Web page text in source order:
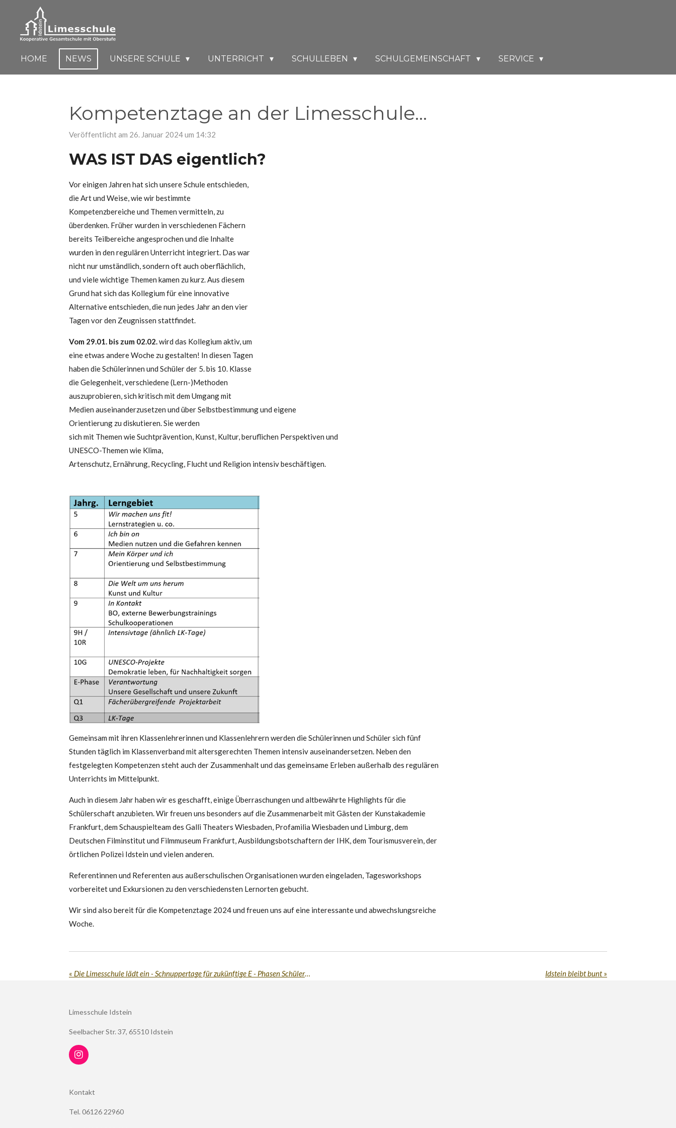
Hauptinhalt
springen
HOME NEWS UNSERE SCHULE UNTERRICHT SCHULLEBEN SCHULGEMEINSCHAFT SERVICE
Kompetenztage an der Limesschule...
Veröffentlicht am 26. Januar 2024 um 14:32
WAS IST DAS eigentlich?
Vor einigen Jahren hat sich unsere Schule entschieden,
die Art und Weise, wie wir bestimmte
Kompetenzbereiche und Themen vermitteln, zu
überdenken. Früher wurden in verschiedenen Fächern
bereits Teilbereiche angesprochen und die Inhalte
wurden in den regulären Unterricht integriert. Das war
nicht nur umständlich, sondern oft auch oberflächlich,
und viele wichtige Themen kamen zu kurz. Aus diesem
Grund hat sich das Kollegium für eine innovative
Alternative entschieden, die nun jedes Jahr an den vier
Tagen vor den Zeugnissen stattfindet.
Vom 29.01. bis zum 02.02.wird das Kollegium aktiv, um
eine etwas andere Woche zu gestalten! In diesen Tagen
haben die Schülerinnen und Schüler der 5. bis 10. Klasse
die Gelegenheit, verschiedene (Lern-)Methoden
auszuprobieren, sich kritisch mit dem Umgang mit
Medien auseinanderzusetzen und über Selbstbestimmung und eigene
Orientierung zu diskutieren. Sie werden
sich mit Themen wie Suchtprävention, Kunst, Kultur, beruflichen Perspektiven und
UNESCO-Themen wie Klima,
Artenschutz, Ernährung, Recycling, Flucht und Religion intensiv beschäftigen.
Gemeinsam mit ihren Klassenlehrerinnen und Klassenlehrern werden die Schülerinnen und Schüler sich fünf
Stunden täglich im Klassenverband mit altersgerechten Themen intensiv auseinandersetzen. Neben den
festgelegten Kompetenzen steht auch der Zusammenhalt und das gemeinsame Erleben außerhalb des regulären
Unterrichts im Mittelpunkt.
Auch in diesem Jahr haben wir es geschafft, einige Überraschungen und altbewährte Highlights für die
Schülerschaft anzubieten. Wir freuen uns besonders auf die Zusammenarbeit mit Gästen der Kunstakademie
Frankfurt, dem Schauspielteam des Galli Theaters Wiesbaden, Profamilia Wiesbaden und Limburg, dem
Deutschen Filminstitut und Filmmuseum Frankfurt, Ausbildungsbotschaftern der IHK, dem Tourismusverein, der
örtlichen Polizei Idstein und vielen anderen.
Referentinnen und Referenten aus außerschulischen Organisationen wurden eingeladen, Tagesworkshops
vorbereitet und Exkursionen zu den verschiedensten Lernorten gebucht.
Wir sind also bereit für die Kompetenztage 2024 und freuen uns auf eine interessante und abwechslungsreiche
Woche.
« Die Limesschule lädt ein - Schnuppertage für zukünftige E - Phasen Schüler*innen Idstein bleibt bunt »
Limesschule Idstein
Seelbacher Str. 37, 65510 Idstein
I
n
a
r
Kontakt
Tel. 06126 22960